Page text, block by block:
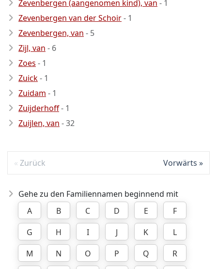
Zevenbergen (aangenomen kind), van - 1
Zevenbergen van der Schoir- 1
Zevenbergen, van - 5
Zijl, van - 6
Zoes - 1
Zuick- 1
Zuidam - 1
Zuijderhoff- 1
Zuijlen, van - 32
Zurück Vorwärts
Gehe zu den Familiennamen beginnend mit
A
B C D E
F
G
H I J K
L
M
N O P Q
R